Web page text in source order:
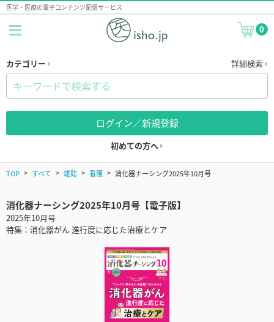
医学・医療の電子コンテンツ配信サービス
0
カテゴリー 詳細検索
ログイン／新規登録
初めての方へ
TOP すべて 雑誌 看護 消化器ナーシング2025年10月号
消化器ナーシング2025年10月号【電子版】
2025年10月号
特集：消化器がん 進行度に応じた治療とケア